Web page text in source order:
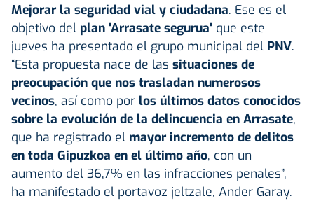
Mejorar la seguridad vial y ciudadana. Ese es el
objetivo del plan 'Arrasate segurua' que este
jueves ha presentado el grupo municipal del PNV.
“Esta propuesta nace de las situaciones de
preocupación que nos trasladan numerosos
vecinos, así como por los últimos datos conocidos
sobre la evolución de la delincuencia en Arrasate,
que ha registrado el mayor incremento de delitos
en toda Gipuzkoa en el último año, con un
aumento del 36,7% en las infracciones penales”,
ha manifestado el portavoz jeltzale, Ander Garay.